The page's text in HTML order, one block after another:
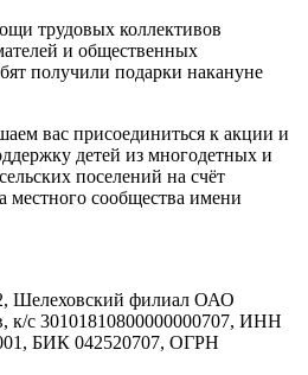
трудовых коллективов
и общественных
получили подарки накануне
вас присоединиться к акции и
детей из многодетных и
поселений на счёт
местного сообщества имени
Шелеховский филиал ОАО
к/с 30101810800000000707, ИНН
БИК 042520707, ОГРН